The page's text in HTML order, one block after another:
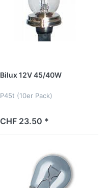
Bilux 12V 45/40W
P45t (10er Pack)
CHF 23.50 *